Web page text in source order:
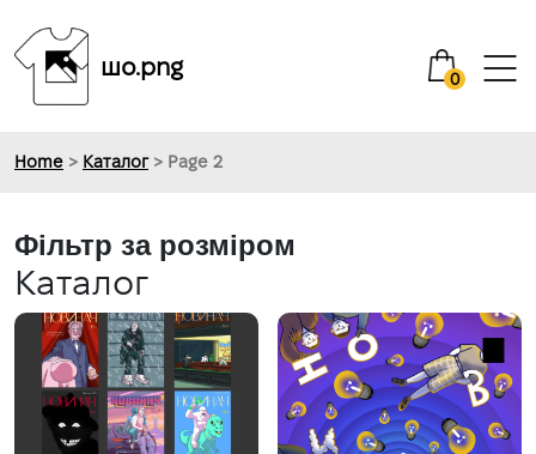
шо.png 0
Home > Каталог> Page 2
Фільтр за розміром
Каталог